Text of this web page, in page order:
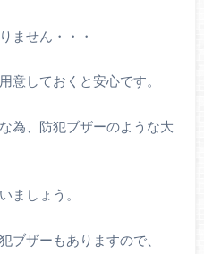
ません・・・
意しておくと安心です。
為、防犯ブザーのような大
ましょう。
ブザーもありますので、